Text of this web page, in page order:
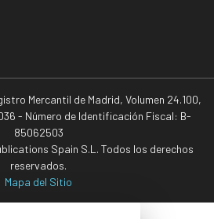
Mercantil de Madrid, Volumen 24.100,
- Número de Identificación Fiscal: B-
85062503
Spain S.L. Todos los derechos
reservados.
Mapa del Sitio